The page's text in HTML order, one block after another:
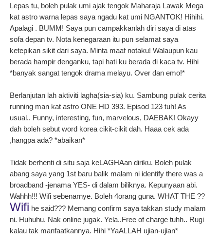
Lepas tu, boleh pulak umi ajak tengok Maharaja Lawak Mega
kat astro warna lepas saya ngadu kat umi NGANTOK! Hihihi.
Apalagi . BUMM! Saya pun campakkanlah diri saya di atas
sofa depan tv. Nota kenegaraan itu pun selamat saya
ketepikan sikit dari saya. Minta maaf notaku! Walaupun kau
berada hampir denganku, tapi hati ku berada di kaca tv. Hihi
*banyak sangat tengok drama melayu. Over dan emo!*
Berlanjutan lah aktiviti lagha(sia-sia) ku. Sambung pulak cerita
running man kat astro ONE HD 393. Episod 123 tuh! As
usual.. Funny, interesting, fun, marvelous, DAEBAK! Okayy
dah boleh sebut word korea cikit-cikit dah. Haaa cek ada
,hangpa ada? *abaikan*
Tidak berhenti di situ saja keLAGHAan diriku. Boleh pulak
abang saya yang 1st baru balik malam ni identify there was a
broadband -jenama YES- di dalam biliknya. Kepunyaan abi.
Wahhh!!! Wifi sebenarnye. Boleh 4orang guna. WHAT THE ??
Wifi he said??? Memang confirm saya takkan study malam
ni. Huhuhu. Nak online jugak. Yela..Free of charge tuhh.. Rugi
kalau tak manfaatkannya. Hihi *YaALLAH ujian-ujian*